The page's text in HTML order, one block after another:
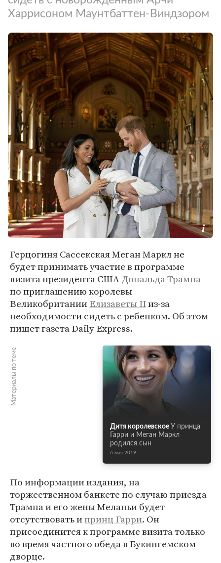
Харрисоном Маунтбаттен-Виндзором
Герцогиня Сассекская Меган Маркл не
будет принимать участие в программе
визита президента СШАДональда Трампа
по приглашению королевы
ВеликобританииЕлизаветы IIиз-за
необходимости сидеть с ребенком. Об этом
пишет газета Daily Express.
Материалы по теме
Дитя королевское У принца
Гарри и Меган Маркл
родился сын
6 мая 2019
По информации издания, на
торжественном банкете по случаю приезда
Трампа и его жены Меланьи будет
отсутствовать ипринц Гарри. Он
присоединится к программе визита только
во время частного обеда в Букингемском
дворце.